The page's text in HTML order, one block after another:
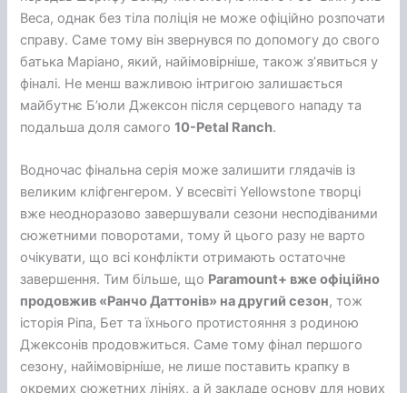
Веса, однак без тіла поліція не може офіційно розпочати
справу. Саме тому він звернувся по допомогу до свого
батька Маріано, який, найімовірніше, також з’явиться у
фіналі. Не менш важливою інтригою залишається
майбутнє Б’юли Джексон після серцевого нападу та
подальша доля самого10-Petal Ranch.
Водночас фінальна серія може залишити глядачів із
великим кліфгенгером. У всесвіті Yellowstone творці
вже неодноразово завершували сезони несподіваними
сюжетними поворотами, тому й цього разу не варто
очікувати, що всі конфлікти отримають остаточне
завершення. Тим більше, що Paramount+ вже офіційно
продовжив «Ранчо Даттонів» на другий сезон, тож
історія Ріпа, Бет та їхнього протистояння з родиною
Джексонів продовжиться. Саме тому фінал першого
сезону, найімовірніше, не лише поставить крапку в
окремих сюжетних лініях, а й закладе основу для нових